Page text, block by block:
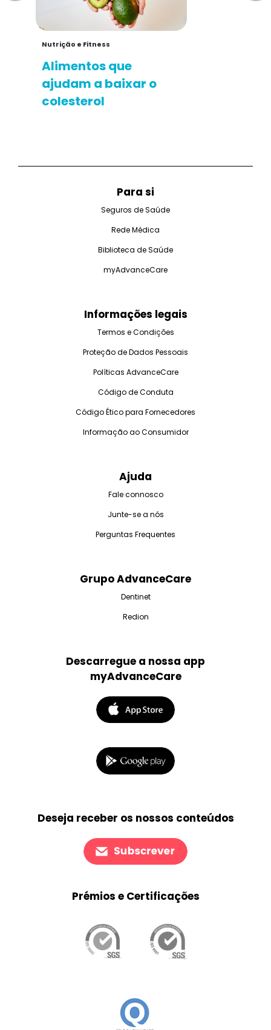
Nutrição e Fitness
Alimentos que
ajudam a baixar o
colesterol
Para si
Seguros de Saúde
Rede Médica
Biblioteca de Saúde
myAdvanceCare
Informações legais
Termos e Condições
Proteção de Dados Pessoais
Políticas AdvanceCare
Código de Conduta
Código Ético para Fornecedores
Informação ao Consumidor
Ajuda
Fale connosco
Junte-se a nós
Perguntas Frequentes
Grupo AdvanceCare
Dentinet
Redion
Descarregue a nossa app
myAdvanceCare
Deseja receber os nossos conteúdos
Prémios e Certificações